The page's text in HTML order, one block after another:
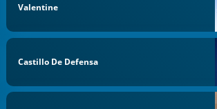
Valentine
Castillo De Defensa